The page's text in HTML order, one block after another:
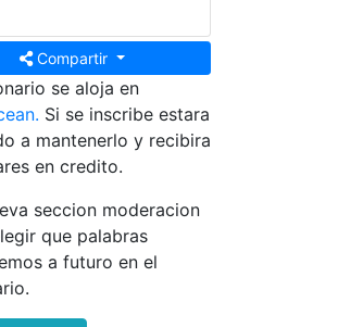
Compartir
se aloja en
Si se inscribe estara
a mantenerlo y recibira
en credito.
seccion moderacion
que palabras
a futuro en el